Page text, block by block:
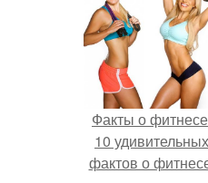
Факты о
10 удивительных
фактов о